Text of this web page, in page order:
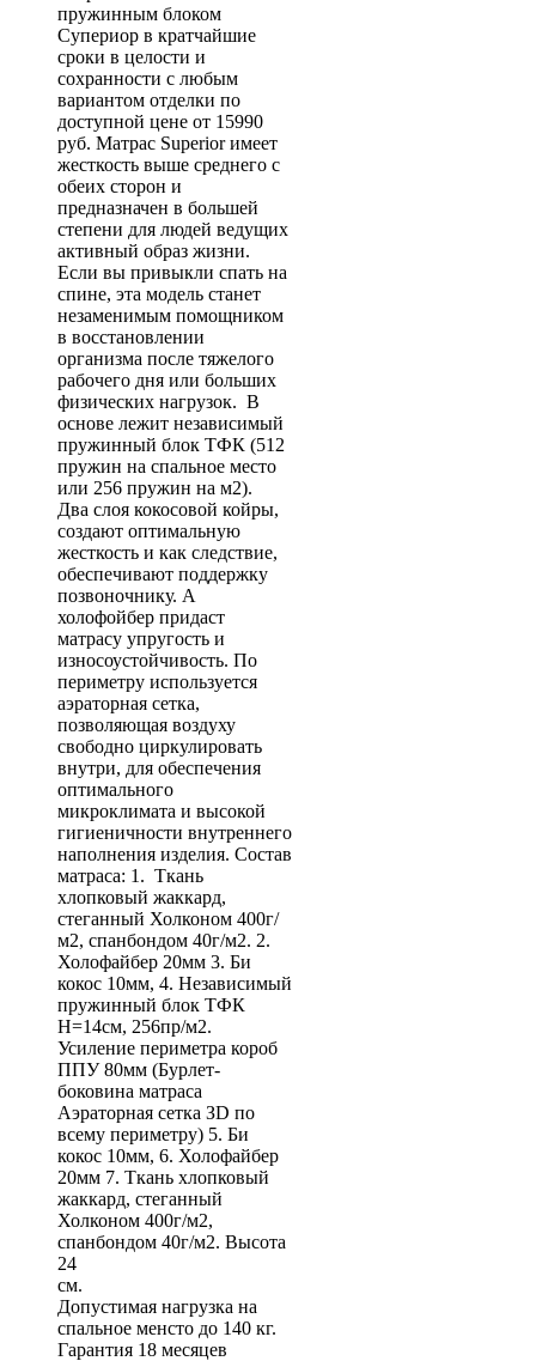
пружинным блоком
Супериор в кратчайшие
сроки в целости и
сохранности с любым
вариантом отделки по
доступной цене от 15990
руб. Матрас Superior имеет
жесткость выше среднего с
обеих сторон и
предназначен в большей
степени для людей ведущих
активный образ жизни.
Если вы привыкли спать на
спине, эта модель станет
незаменимым помощником
в восстановлении
организма после тяжелого
рабочего дня или больших
физических нагрузок. В
основе лежит независимый
пружинный блок ТФК (512
пружин на спальное место
или 256 пружин на м2).
Два слоя кокосовой койры,
создают оптимальную
жесткость и как следствие,
обеспечивают поддержку
позвоночнику. А
холофойбер придаст
матрасу упругость и
износоустойчивость. По
периметру используется
аэраторная сетка,
позволяющая воздуху
свободно циркулировать
внутри, для обеспечения
оптимального
микроклимата и высокой
гигиеничности внутреннего
наполнения изделия. Состав
матраса: 1. Ткань
хлопковый жаккард,
стеганный Холконом 400г/
м2, спанбондом 40г/м2. 2.
Холофайбер 20мм 3. Би
кокос 10мм, 4. Независимый
пружинный блок ТФК
Н=14см, 256пр/м2.
Усиление периметра короб
ППУ 80мм (Бурлет-
боковина матраса
Аэраторная сетка ЗD по
всему периметру) 5. Би
кокос 10мм, 6. Холофайбер
20мм 7. Ткань хлопковый
жаккард, стеганный
Холконом 400г/м2,
спанбондом 40г/м2. Высота
24
Допустимая нагрузка на
спальное менсто до 140 кг.
Гарантия 18 месяцев